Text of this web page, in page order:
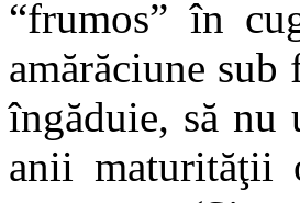
“frumos” în
amărăciune
îngăduie, să
anii maturităţii